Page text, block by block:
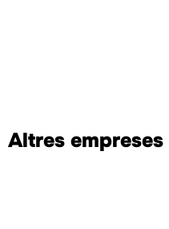
Altres empreses